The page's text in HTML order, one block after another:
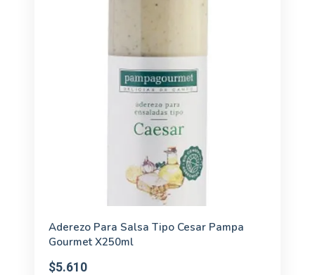
Aderezo Para Salsa Tipo Cesar Pampa
Gourmet X250ml
$5.610